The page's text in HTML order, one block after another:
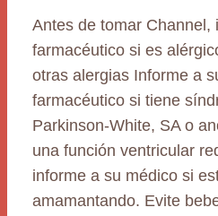
Antes de tomar Channel,
farmacéutico si es
otras alergias Informe a
farmacéutico si tiene
Parkinson-White, SA o
una función ventricular
informe a su médico si
amamantando. Evite